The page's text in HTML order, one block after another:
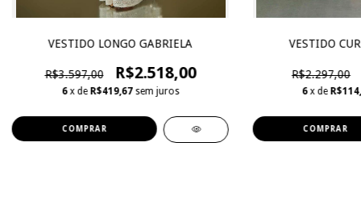
VESTIDO LONGO GABRIELA
R$3.597,00 R$2.518,00
6 x de R$419,67 sem juros
COMPRAR
VESTIDO
R$2.297,00
6 x de
COMPRAR